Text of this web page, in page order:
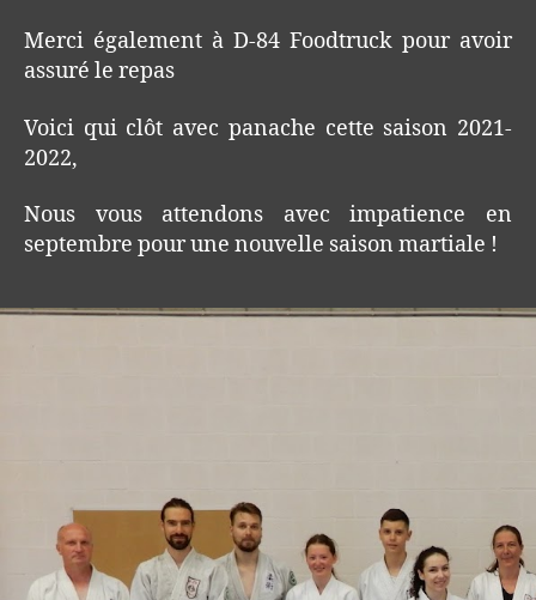
Merci également à D-84 Foodtruck pour avoir
assuré le repas
Voici qui clôt avec panache cette saison 2021-
2022,
Nous vous attendons avec impatience en
septembre pour une nouvelle saison martiale !